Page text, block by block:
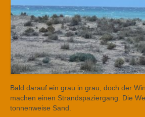
Bald darauf ein grau in grau, doch der
machen einen Strandspaziergang. Die
tonnenweise Sand.